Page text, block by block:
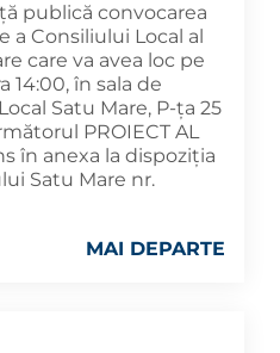
publică convocarea
a Consiliului Local al
care va avea loc pe
14:00, în sala de
Satu Mare, P-ța 25
PROIECT AL
în anexa la dispoziția
Satu Mare nr.
MAI DEPARTE